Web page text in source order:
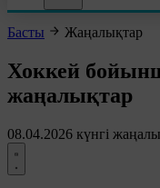
Басты Жаңалықтар
Хоккей
жаңалықтар
08.04.2026 күнгі